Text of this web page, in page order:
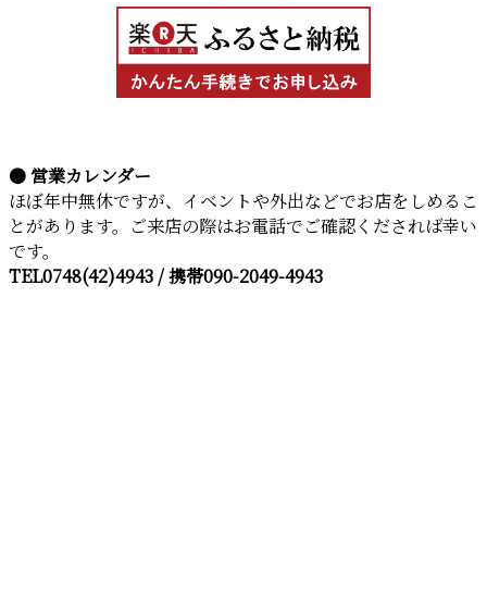
● 営業カレンダー
ほぼ年中無休ですが、イベントや外出などでお店をしめるこ
とがあります。ご来店の際はお電話でご確認くだされば幸い
です。
TEL0748(42)4943 / 携帯090-2049-4943